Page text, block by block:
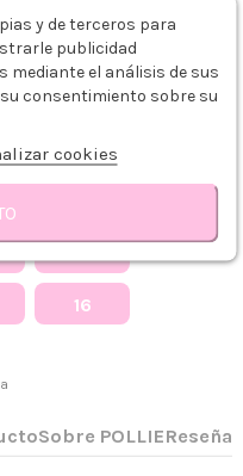
al carrito
16
POLLIEReseñas
y de terceros para
publicidad
mediante el análisis de sus
consentimiento sobre su
cookies